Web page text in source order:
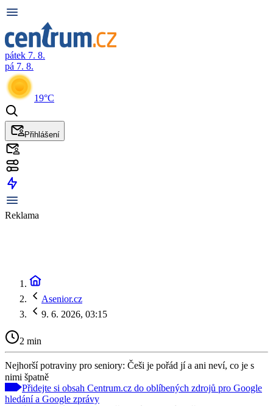
pátek 7. 8.
pá 7. 8.
19°C
Přihlášení
Reklama
Asenior.cz
9. 6. 2026, 03:15
2 min
Nejhorší potraviny pro seniory: Češi je pořád jí a ani neví, co je s
nimi špatně
Přidejte si obsah Centrum.cz do oblíbených zdrojů pro Google
hledání a Google zprávy